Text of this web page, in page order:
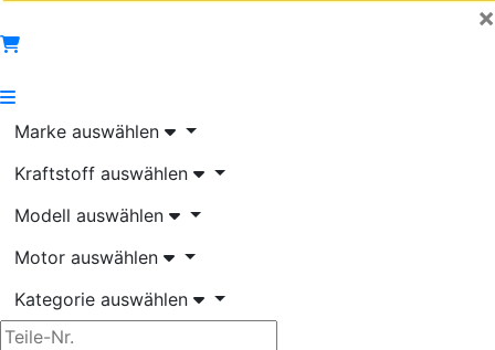
×
Marke auswählen
Kraftstoff auswählen
Modell auswählen
Motor auswählen
Kategorie auswählen